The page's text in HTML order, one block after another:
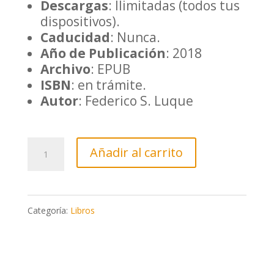
Descargas: Ilimitadas (todos tus
dispositivos).
Caducidad: Nunca.
Año de Publicación: 2018
Archivo: EPUB
ISBN: en trámite.
Autor: Federico S. Luque
un
Secreto
Añadir al carrito
Categoría: Libros